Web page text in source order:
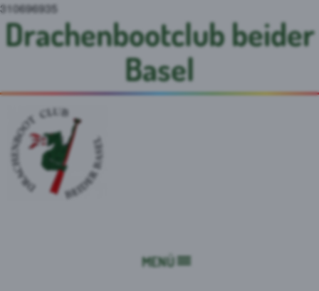
310696935
Drachenbootclub beider
Basel
MENÜ